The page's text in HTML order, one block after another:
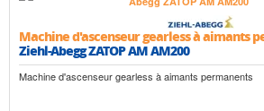
Machine d'ascenseur gearless à aimants
Ziehl-Abegg ZATOP AM AM200
Machine d'ascenseur gearless à aimants permanents